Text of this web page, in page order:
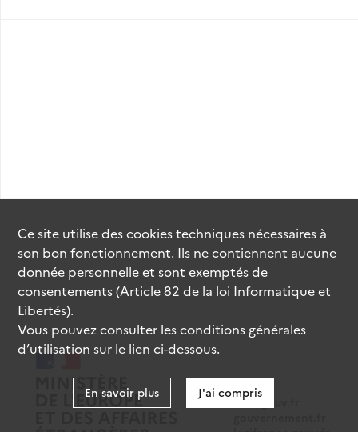
data.gouv.fr
Ce site utilise descookiestechniques nécessaires à
son bon fonctionnement. Ils ne contiennent aucune
donnée personnelle et sont exemptés de
consentements (Article 82 de la loi Informatique et
Libertés).
Vous pouvez consulter les conditions générales
d’utilisation sur le lien ci-dessous.
En savoir plus J'ai compris